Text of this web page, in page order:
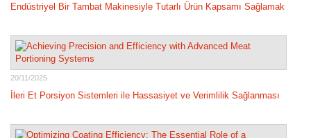
Endüstriyel Bir Tambat Makinesiyle Tutarlı Ürün Kapsamı Sağlamak
20/11/2025
İleri Et Porsiyon Sistemleri ile Hassasiyet ve Verimlilik Sağlanması